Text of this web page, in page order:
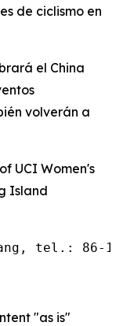
de ciclismo en
el China
volverán a
UCI Women's
Island
tel.: 86-10-
"as is"